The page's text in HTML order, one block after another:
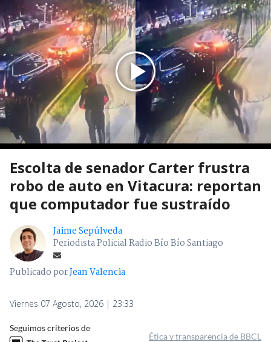
Escolta de senador Carter frustra
robo de auto en Vitacura: reportan
que computador fue sustraído
Jaime Sepúlveda
Periodista Policial Radio Bío Bío Santiago
Publicado porJean Valencia
Viernes 07 Agosto, 2026 | 23:33
Seguimos criterios de
Ética y transparencia de BBCL